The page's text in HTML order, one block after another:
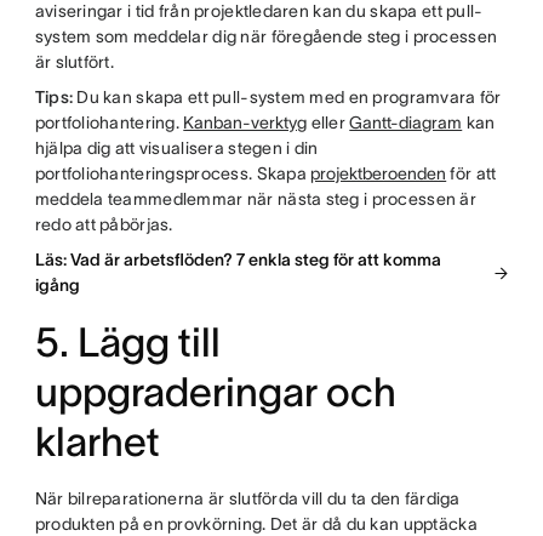
aviseringar i tid från projektledaren kan du skapa ett pull-
system som meddelar dig när föregående steg i processen
är slutfört.
Tips: Du kan skapa ett pull-system med en programvara för
portfoliohantering. Kanban-verktyg ellerGantt-diagram kan
hjälpa dig att visualisera stegen i din
portfoliohanteringsprocess. Skapa projektberoenden för att
meddela teammedlemmar när nästa steg i processen är
redo att påbörjas.
Läs: Vad är arbetsflöden? 7 enkla steg för att komma
igång
5. Lägg till
uppgraderingar och
klarhet
När bilreparationerna är slutförda vill du ta den färdiga
produkten på en provkörning. Det är då du kan upptäcka